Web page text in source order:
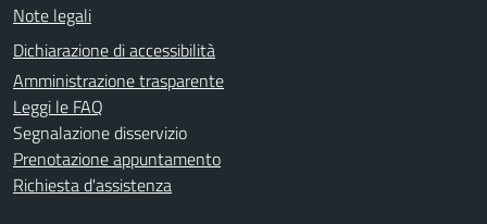
Note legali
Dichiarazione di accessibilità
Amministrazione trasparente
Leggi le FAQ
Segnalazione disservizio
Prenotazione appuntamento
Richiesta d'assistenza